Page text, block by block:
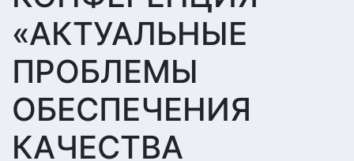
«АКТУАЛЬНЫЕ
ПРОБЛЕМЫ
ОБЕСПЕЧЕНИЯ
КАЧЕСТВА